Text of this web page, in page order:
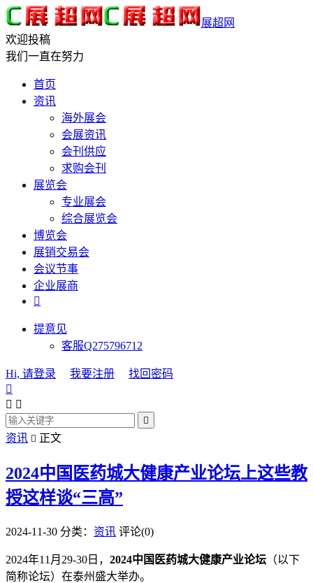
展超网
欢迎投稿
我们一直在努力
首页
资讯
海外展会
会展资讯
会刊供应
求购会刊
展览会
专业展会
综合展览会
博览会
展销交易会
会议节事
企业展商

提意见
客服Q275796712
Hi, 请登录 我要注册
找回密码

 

资讯  正文
2024中国医药城大健康产业论坛上这些教
授这样谈“三高”
2024-11-30 分类： 资讯 评论(0)
2024年11月29-30日， 2024中国医药城大健康产业论坛 （以下
简称论坛）在泰州盛大举办。